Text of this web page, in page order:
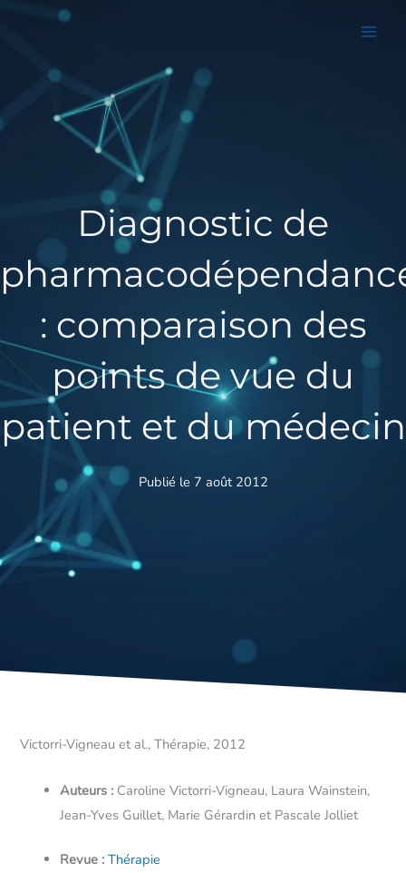
Diagnostic de
: comparaison des
points de vue du
patient et du médecin
Publié le 7 août 2012
Victorri-Vigneau et al., Thérapie, 2012
Auteurs : Caroline Victorri-Vigneau, Laura Wainstein,
Jean-Yves Guillet, Marie Gérardin et Pascale Jolliet
Revue : Thérapie